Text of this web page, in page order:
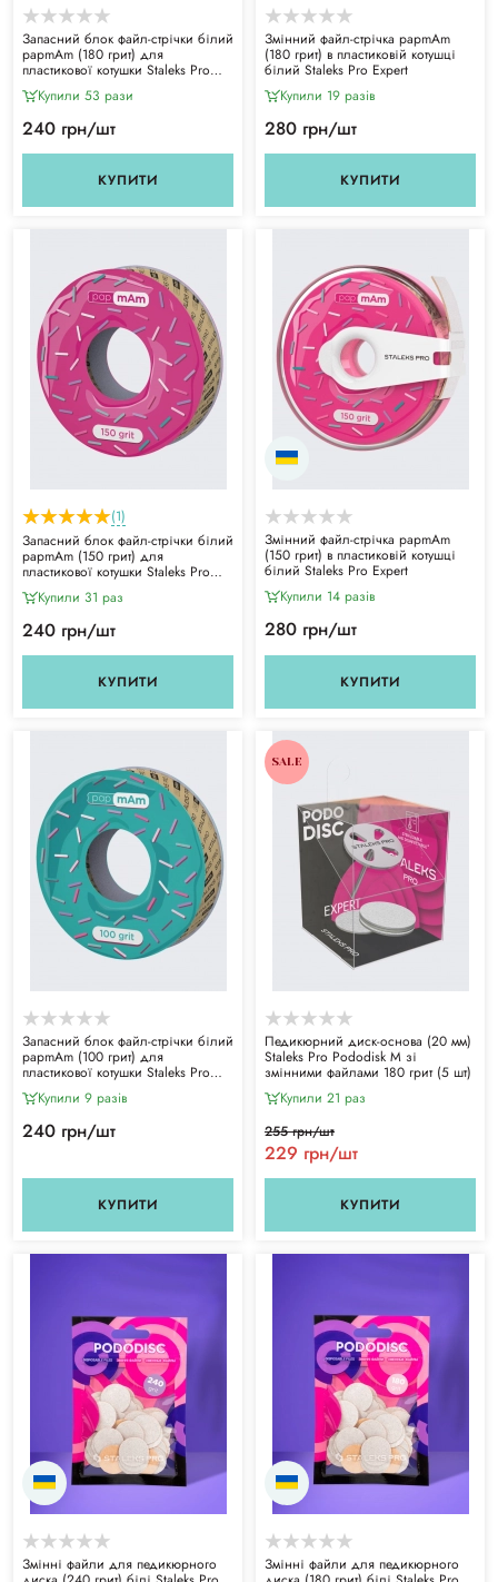
Запасний блок файл-стрічки білий
papmAm (180 грит) для
пластикової котушки Staleks Pro
Expert ATSC-180w
Купили 53 рази
240 грн/шт
КУПИТИ
Змінний файл-стрічка papmAm
(180 грит) в пластиковій котушці
білий Staleks Pro Expert
Купили 19 разiв
280 грн/шт
КУПИТИ
(1)
Запасний блок файл-стрічки білий
papmAm (150 грит) для
пластикової котушки Staleks Pro
Expert ATSC-150w
Купили 31 раз
240 грн/шт
КУПИТИ
Змінний файл-стрічка papmAm
(150 грит) в пластиковій котушці
білий Staleks Pro Expert
Купили 14 разiв
280 грн/шт
КУПИТИ
Запасний блок файл-стрічки білий
papmAm (100 грит) для
пластикової котушки Staleks Pro
Expert ATSC-100w
Купили 9 разiв
240 грн/шт
КУПИТИ
SALE
Педикюрний диск-основа (20 мм)
Staleks Pro Pododisk M зі
змінними файлами 180 грит (5 шт)
Купили 21 раз
229 грн/шт
255 грн/шт
КУПИТИ
Змінні файли для педикюрного Змінні файли для педикюрного